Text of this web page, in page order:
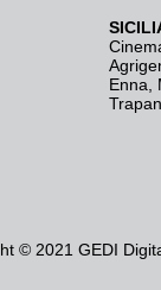
Enna
© 2021 GEDI